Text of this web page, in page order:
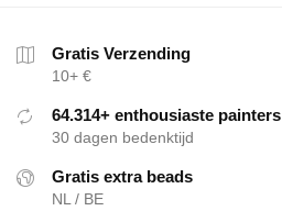
Gratis Verzending
10+ €
64.314+ enthousiaste painters
30 dagen bedenktijd
Gratis extra beads
NL / BE